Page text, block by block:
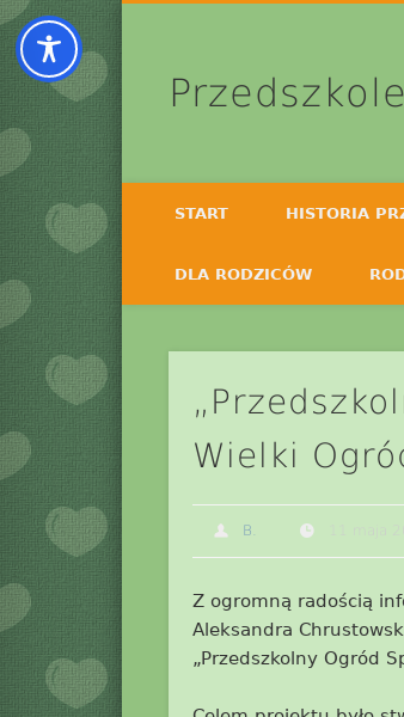
START HISTORIA
DLA RODZICÓW
Wielki
B.
Z ogromną radością
Aleksandra
„Przedszkolny Ogród